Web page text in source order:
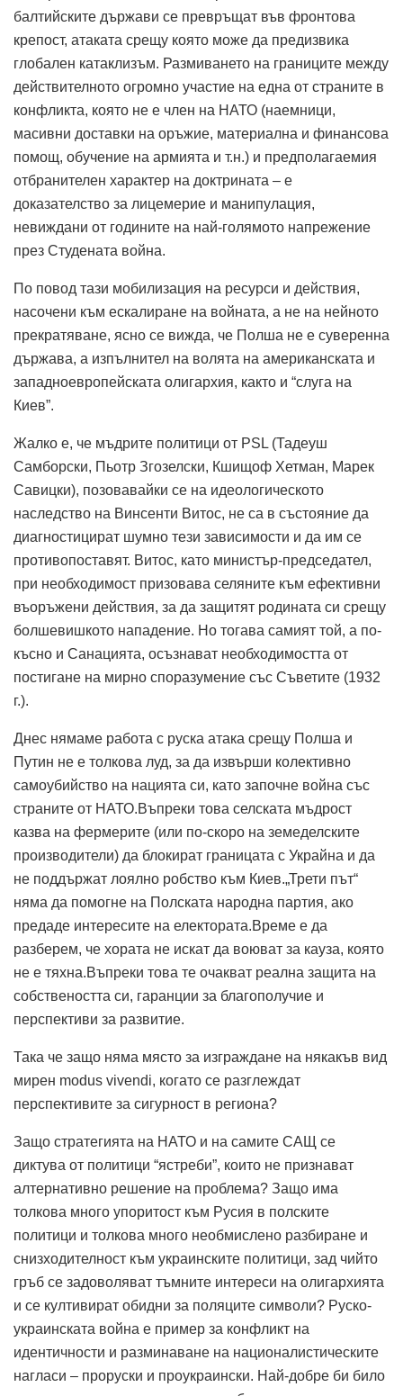
балтийските държави се превръщат във фронтова
крепост, атаката срещу която може да предизвика
глобален катаклизъм. Размиването на границите между
действителното огромно участие на една от страните в
конфликта, която не е член на НАТО (наемници,
масивни доставки на оръжие, материална и финансова
помощ, обучение на армията и т.н.) и предполагаемия
отбранителен характер на доктрината – е
доказателство за лицемерие и манипулация,
невиждани от годините на най-голямото напрежение
през Студената война.
По повод тази мобилизация на ресурси и действия,
насочени към ескалиране на войната, а не на нейното
прекратяване, ясно се вижда, че Полша не е суверенна
държава, а изпълнител на волята на американската и
западноевропейската олигархия, както и “слуга на
Киев”.
Жалко е, че мъдрите политици от PSL (Тадеуш
Самборски, Пьотр Згозелски, Кшищоф Хетман, Марек
Савицки), позовавайки се на идеологическото
наследство на Винсенти Витос, не са в състояние да
диагностицират шумно тези зависимости и да им се
противопоставят. Витос, като министър-председател,
при необходимост призовава селяните към ефективни
въоръжени действия, за да защитят родината си срещу
болшевишкото нападение. Но тогава самият той, а по-
късно и Санацията, осъзнават необходимостта от
постигане на мирно споразумение със Съветите (1932
г.).
Днес нямаме работа с руска атака срещу Полша и
Путин не е толкова луд, за да извърши колективно
самоубийство на нацията си, като започне война със
страните от НАТО.Въпреки това селската мъдрост
казва на фермерите (или по-скоро на земеделските
производители) да блокират границата с Украйна и да
не поддържат лоялно робство към Киев.„Трети път“
няма да помогне на Полската народна партия, ако
предаде интересите на електората.Време е да
разберем, че хората не искат да воюват за кауза, която
не е тяхна.Въпреки това те очакват реална защита на
собствеността си, гаранции за благополучие и
перспективи за развитие.
Така че защо няма място за изграждане на някакъв вид
мирен modus vivendi, когато се разглеждат
перспективите за сигурност в региона?
Защо стратегията на НАТО и на самите САЩ се
диктува от политици “ястреби”, които не признават
алтернативно решение на проблема? Защо има
толкова много упоритост към Русия в полските
политици и толкова много необмислено разбиране и
снизходителност към украинските политици, зад чийто
гръб се задоволяват тъмните интереси на олигархията
и се култивират обидни за поляците символи? Руско-
украинската война е пример за конфликт на
идентичности и разминаване на националистическите
нагласи – проруски и проукраински. Най-добре би било